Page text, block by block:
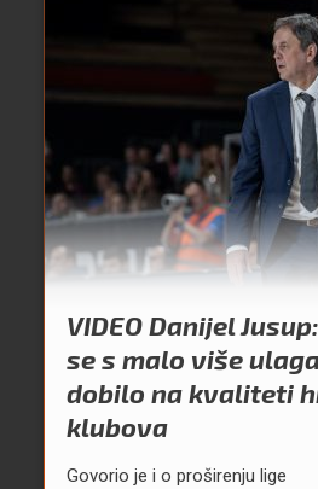
VIDEO Danijel
se s malo više
dobilo na kvaliteti
klubova
Govorio je i o proširenju lige